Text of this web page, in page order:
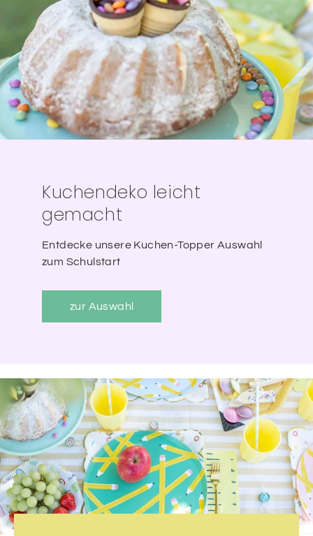
Kuchendeko leicht
gemacht
Entdecke unsere Kuchen-Topper Auswahl
zum Schulstart
zur Auswahl